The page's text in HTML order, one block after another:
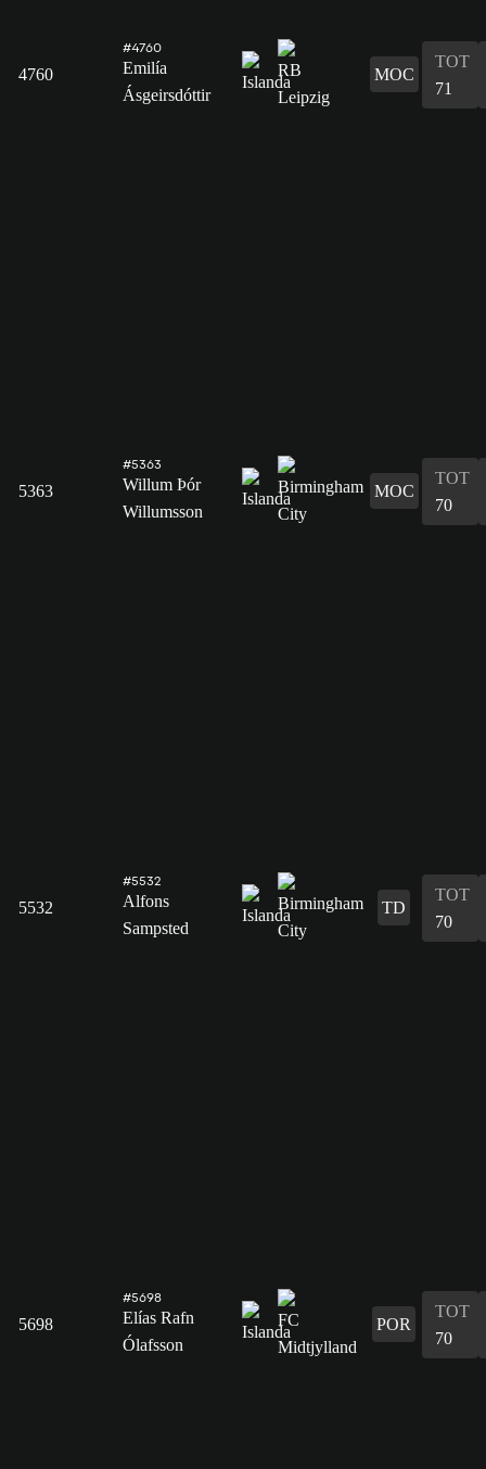
4760
#4760
Emilía
Ásgeirsdóttir
MOC
TOT
71
5363
#5363
Willum Þór
Willumsson
MOC
TOT
70
5532
#5532
Alfons
Sampsted
TD
TOT
70
5698
#5698
Elías Rafn
Ólafsson
POR
TOT
70